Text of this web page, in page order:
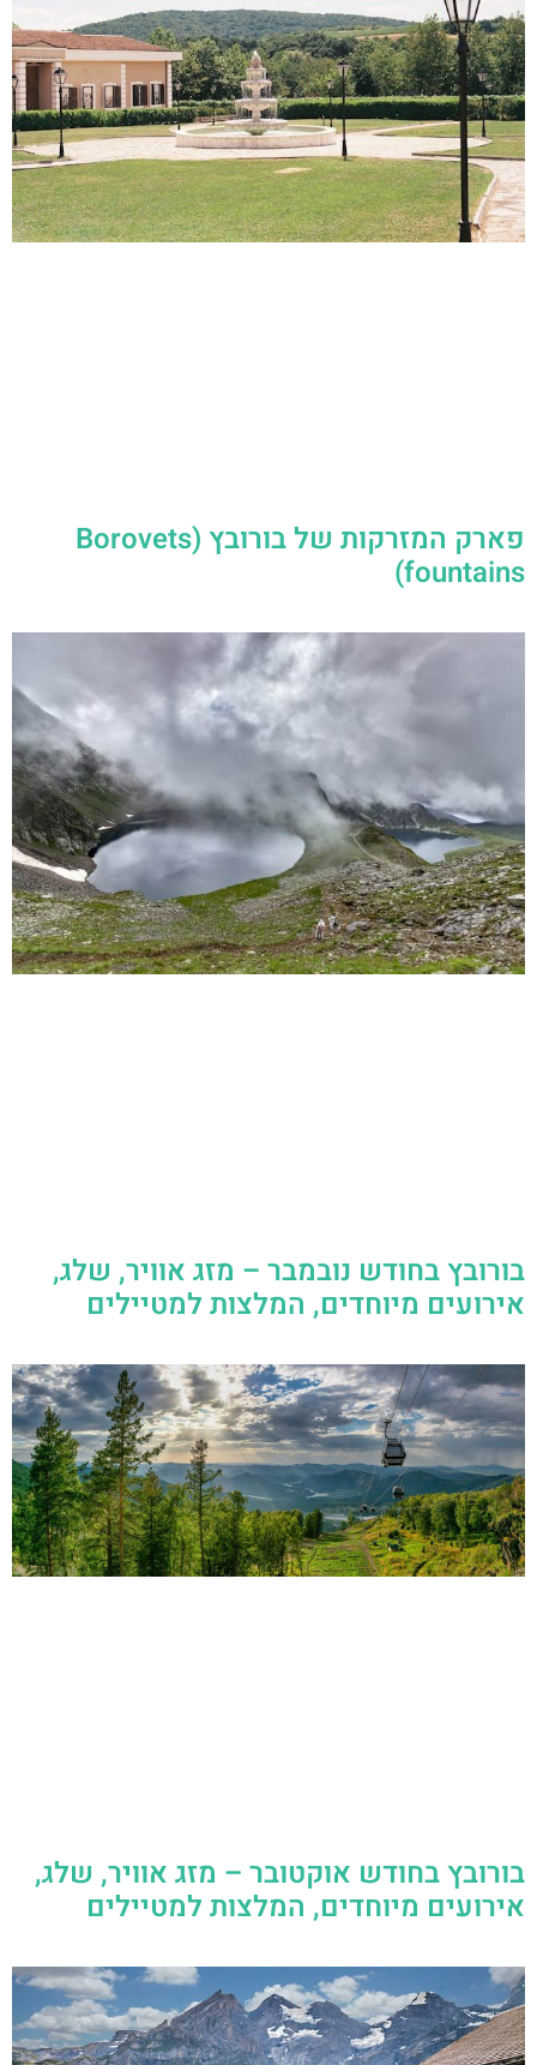
פארק המזרקות של בורובץ (Borovets
fountains)
בורובץ בחודש נובמבר – מזג אוויר, שלג,
אירועים מיוחדים, המלצות למטיילים
בורובץ בחודש אוקטובר – מזג אוויר, שלג,
אירועים מיוחדים, המלצות למטיילים